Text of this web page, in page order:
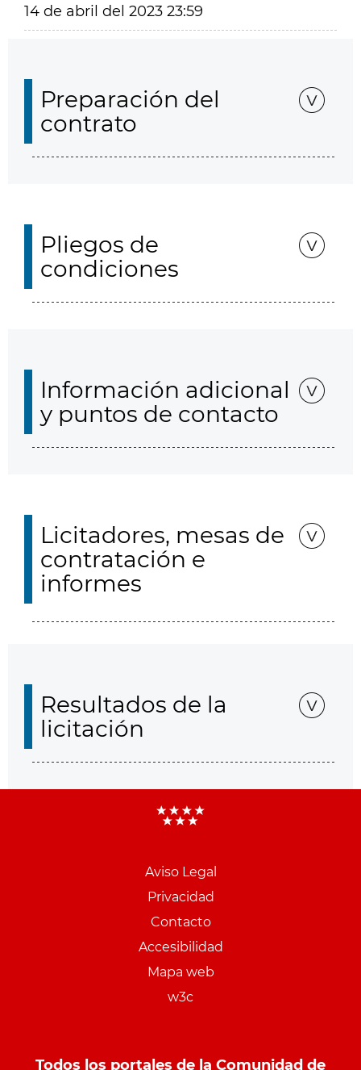
14 de abril del 2023 23:59
Preparación del
contrato
Pliegos de
condiciones
Información adicional
y puntos de contacto
Licitadores, mesas de
contratación e
informes
Resultados de la
licitación
Aviso Legal
Privacidad
Contacto
Accesibilidad
Mapa web
w3c
Todos los portales de la Comunidad de